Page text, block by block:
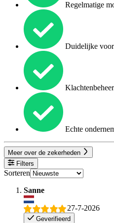
Regelmatige
Duidelijke
Klachtenbeheer
Echte
Meer over de zekerheden
Filters
Sorteren
Sanne
27-7-2026
Geverifieerd